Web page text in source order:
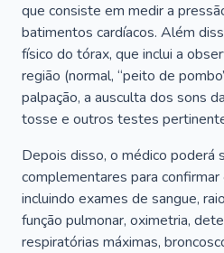
que consiste em medir a
batimentos cardíacos. Além
físico do tórax, que inclui a
região (normal, “peito de
palpação, a ausculta dos sons
tosse e outros testes
Depois disso, o médico poderá
complementares para
incluindo exames de sangue,
função pulmonar, oximetria,
respiratórias máximas,